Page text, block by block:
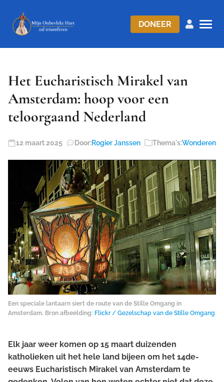
DONEER
Het Eucharistisch Mirakel van
Amsterdam: hoop voor een
teloorgaand Nederland
12 maart 2025 Door:Rogier Janssen Thema's:Wonderen
Een speciale lantaarn siert de route van de Stille Omgang in
Amsterdam. Bron afbeelding: Flickr / Gezelschap van de Stille Omgang
Elk jaar weer komen op 15 maart duizenden
katholieken uit het hele land bijeen om het 14de-
eeuws Eucharistisch Mirakel van Amsterdam te